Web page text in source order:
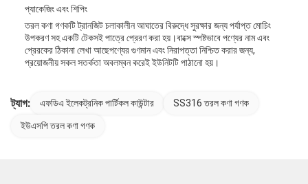
প্যাকেজিং এবং শিপিং
তরল কণা গণকটি ট্রানজিট চলাকালীন আঘাতের বিরুদ্ধে সুরক্ষার জন্য পর্যাপ্ত মোচিং
উপকরণ সহ একটি টেকসই পাত্রে প্রেরণ করা হয়।বাক্সে স্পষ্টভাবে পণ্যের নাম এবং
প্রেরকের ঠিকানা লেখা আছেপণ্যের গুণমান এবং নিরাপত্তা নিশ্চিত করার জন্য,
প্রয়োজনীয় সকল সতর্কতা অবলম্বন করেই ইউনিটটি পাঠানো হয়।
ট্যাগ: এফডিএ ইলেকট্রনিক পার্টিকল কাউন্টার SS316 তরল কণা গণক
ইউএসপি তরল কণা গণক